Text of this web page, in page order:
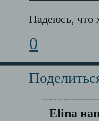
Надеюсь, что
0
Elina